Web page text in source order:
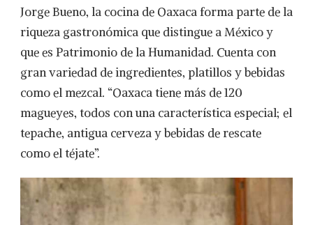
Jorge Bueno, la cocina de Oaxaca forma parte de la
riqueza gastronómica que distingue a México y
que es Patrimonio de la Humanidad. Cuenta con
gran variedad de ingredientes, platillos y bebidas
como el mezcal. “Oaxaca tiene más de 120
magueyes, todos con una característica especial; el
tepache, antigua cerveza y bebidas de rescate
como el téjate”.